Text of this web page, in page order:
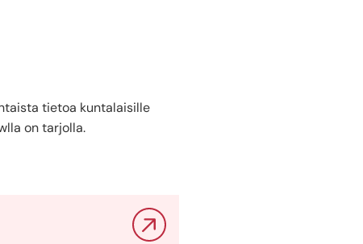
tietoa kuntalaisille
on tarjolla.